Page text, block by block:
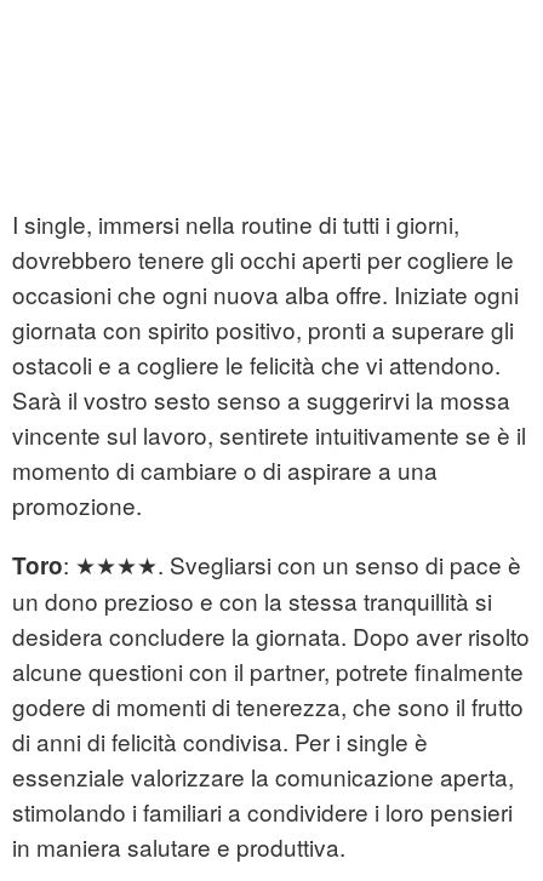
I single, immersi nella routine di tutti i giorni,
dovrebbero tenere gli occhi aperti per cogliere le
occasioni che ogni nuova alba offre. Iniziate ogni
giornata con spirito positivo, pronti a superare gli
ostacoli e a cogliere le felicità che vi attendono.
Sarà il vostro sesto senso a suggerirvi la mossa
vincente sul lavoro, sentirete intuitivamente se è il
momento di cambiare o di aspirare a una
promozione.
Toro: ★★★★. Svegliarsi con un senso di pace è
un dono prezioso e con la stessa tranquillità si
desidera concludere la giornata. Dopo aver risolto
alcune questioni con il partner, potrete finalmente
godere di momenti di tenerezza, che sono il frutto
di anni di felicità condivisa. Per i single è
essenziale valorizzare la comunicazione aperta,
stimolando i familiari a condividere i loro pensieri
in maniera salutare e produttiva.